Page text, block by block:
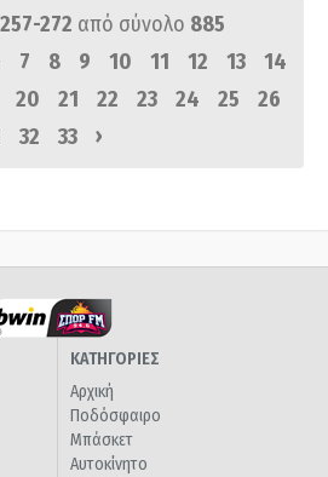
257-272 από σύνολο 885
7 8 9 10 11 12 13
14
20 21 22 23 24 25
26
32 33 ›
ΚΑΤΗΓΟΡΙΕΣ
Αρχική
Ποδόσφαιρο
Μπάσκετ
Αυτοκίνητο